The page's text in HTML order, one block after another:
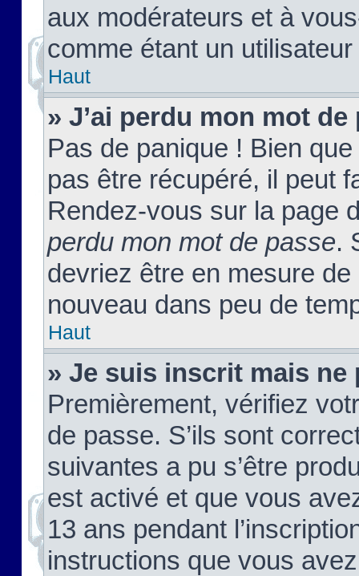
aux modérateurs et à
comme étant un
Haut
» J’ai perdu mon mot de
Pas de panique ! Bien
pas être récupéré, il peut
Rendez-vous sur la page
perdu mon mot de passe.
devriez être en mesure
nouveau dans peu de
Haut
» Je suis inscrit mais ne
Premièrement, vérifiez
de passe. S’ils sont
suivantes a pu s’être
est activé et que vous
13 ans pendant
instructions que vous